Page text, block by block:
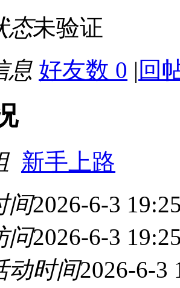
态未验证
息 好友数 0 | 回
新手上路
间2026-6-3
问2026-6-3
动时间2026-6-3